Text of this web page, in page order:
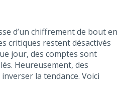
d’un chiffrement de bout en
critiques restent désactivés
jour, des comptes sont
Heureusement, des
la tendance. Voici